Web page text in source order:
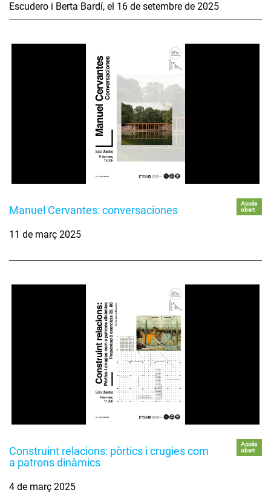
Escudero i Berta Bardí, el 16 de setembre de 2025
Manuel Cervantes: conversaciones
Accés
obert
11 de març 2025
Construint relacions: pòrtics i crugies com
a patrons dinàmics
Accés
obert
4 de març 2025